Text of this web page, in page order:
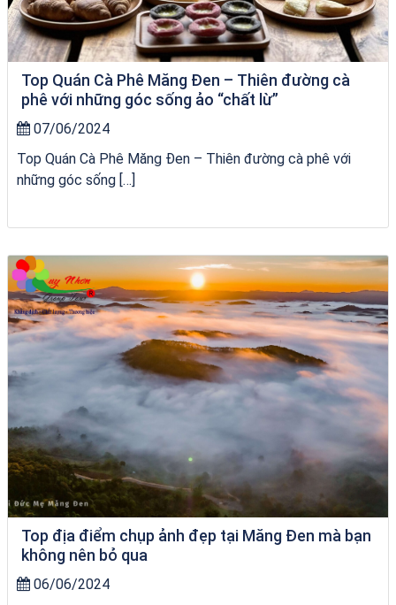
Top Quán Cà Phê Măng Đen – Thiên đường cà
phê với những góc sống ảo “chất lừ”
07/06/2024
Top Quán Cà Phê Măng Đen – Thiên đường cà phê với
những góc sống […]
Homestay Đẹp Tại Măng Đen
Top địa điểm chụp ảnh đẹp tại Măng Đen mà bạn
không nên bỏ qua
06/06/2024